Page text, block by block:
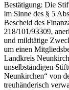
Bestätigung: Die
im Sinne des § 5
Bescheid des
218/101/93309,
und mildtätige
um einen
Landkreis
unselbständigen
Neunkirchen“ von
treuhänderisch